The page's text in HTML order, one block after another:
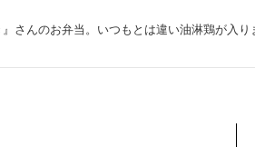
さんのお弁当。いつもとは違い油淋鶏が入り